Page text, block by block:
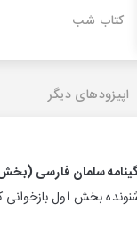
کتاب شب
اپیزودهای دیگر
سلمان فارسی
بخش اول بازخوانی